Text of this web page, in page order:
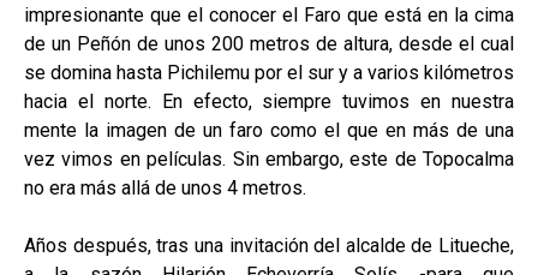
impresionante que el conocer el Faro que está en la cima
de un Peñón de unos 200 metros de altura, desde el cual
se domina hasta Pichilemu por el sur y a varios kilómetros
hacia el norte. En efecto, siempre tuvimos en nuestra
mente la imagen de un faro como el que en más de una
vez vimos en películas. Sin embargo, este de Topocalma
no era más allá de unos 4 metros.
Años después, tras una invitación del alcalde de Litueche,